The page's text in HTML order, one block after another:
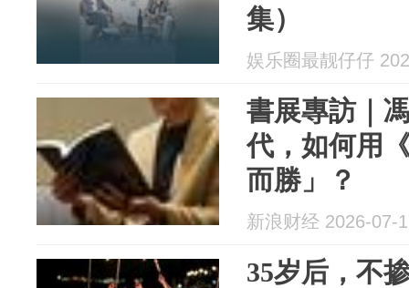
集）
娱乐圈最靓仔仔
書展專訪｜
代，如何用
而勝」？
新浪财经 2026-07-
35岁后，不